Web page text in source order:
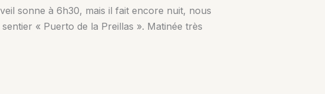
sonne à 6h30, mais il fait encore nuit, nous
« Puerto de la Preillas ». Matinée très